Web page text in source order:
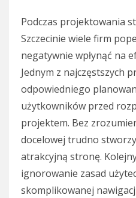
Podczas projektowania
Szczecinie wiele firm
negatywnie wpłynąć na
Jednym z najczęstszych
odpowiedniego
użytkowników przed
projektem. Bez
docelowej trudno
atrakcyjną stronę.
ignorowanie zasad
skomplikowanej